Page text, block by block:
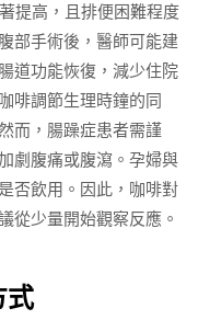
提高，且排便困難程度
部手術後，醫師可能建
道功能恢復，減少住院
啡調節生理時鐘的同
而，腸躁症患者需謹
劇腹痛或腹瀉。孕婦與
否飲用。因此，咖啡對
從少量開始觀察反應。
式